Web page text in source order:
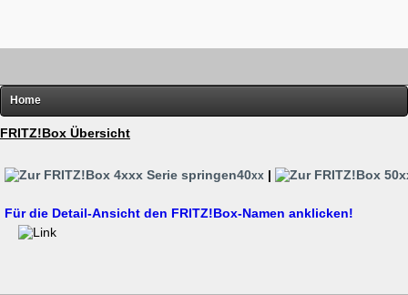
Home
FRITZ!
Software
FRITZ!Box Übersicht
40xx |
Für die Detail-Ansicht den FRITZ!Box-Namen anklicken!